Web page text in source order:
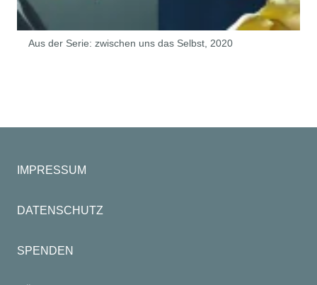
Aus der Serie: zwischen uns das Selbst, 2020
IMPRESSUM
DATENSCHUTZ
SPENDEN